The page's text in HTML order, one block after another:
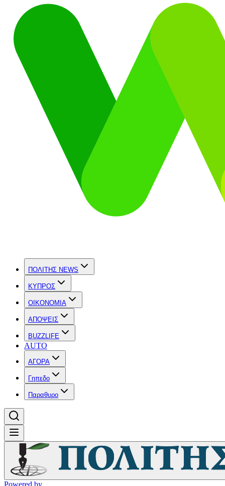
ΠΟΛΙΤΗΣ NEWS
ΚΥΠΡΟΣ
OIKONOMIA
ΑΠΟΨΕΙΣ
BUZZLIFE
AUTO
ΑΓΟΡΑ
Γηπεδο
Παραθυρο
Powered by